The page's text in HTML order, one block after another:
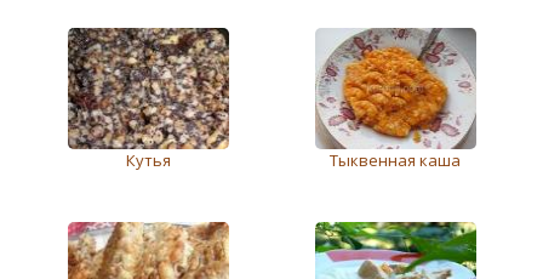
Кутья Тыквенная каша